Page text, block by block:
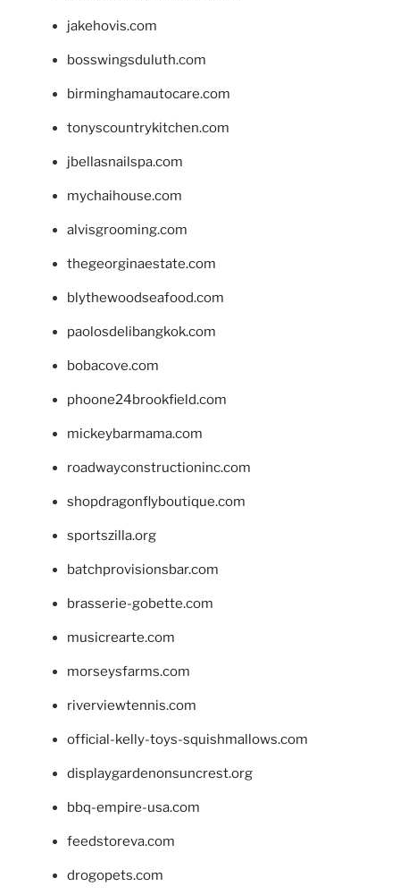
jakehovis.com
bosswingsduluth.com
birminghamautocare.com
tonyscountrykitchen.com
jbellasnailspa.com
mychaihouse.com
alvisgrooming.com
thegeorginaestate.com
blythewoodseafood.com
paolosdelibangkok.com
bobacove.com
phoone24brookfield.com
mickeybarmama.com
roadwayconstructioninc.com
shopdragonflyboutique.com
sportszilla.org
batchprovisionsbar.com
brasserie-gobette.com
musicrearte.com
morseysfarms.com
riverviewtennis.com
official-kelly-toys-squishmallows.com
displaygardenonsuncrest.org
bbq-empire-usa.com
feedstoreva.com
drogopets.com